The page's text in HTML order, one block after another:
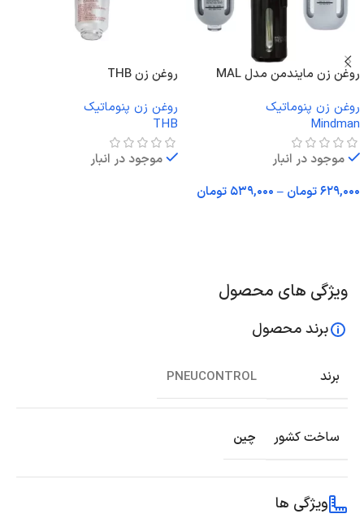
روغن زن مایندمن مدل MAL
روغن زن پنوماتیک
Mindman
موجود در انبار
۶۲۹,۰۰۰تومان – ۵۳۹,۰۰۰ تومان
روغن زن THB
روغن زن پنوماتیک
THB
موجود در انبار
ویژگی های محصول
برند محصول
برند PNEUCONTROL
ساخت کشور چین
ویژگی ها